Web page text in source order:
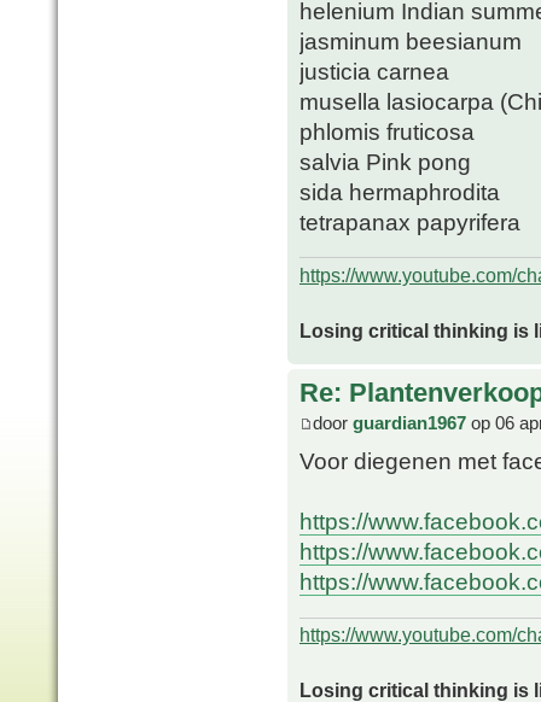
helenium Indian
jasminum beesianum
justicia carnea
musella lasiocarpa
phlomis fruticosa
salvia Pink pong
sida hermaphrodita
tetrapanax papyrifera
https://www.youtube.com/
Losing critical thinking is
Re:
door guardian1967 op 06
Voor diegenen met
https://
https://
https://
https://www.youtube.com/
Losing critical thinking is